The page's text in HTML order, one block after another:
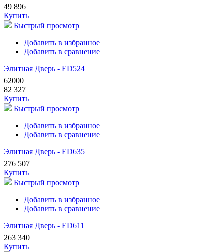
49 896
Купить
Быстрый просмотр
Добавить в избранное
Добавить в сравнение
Элитная Дверь - ED524
62000
82 327
Купить
Быстрый просмотр
Добавить в избранное
Добавить в сравнение
Элитная Дверь - ED635
276 507
Купить
Быстрый просмотр
Добавить в избранное
Добавить в сравнение
Элитная Дверь - ED611
263 340
Купить